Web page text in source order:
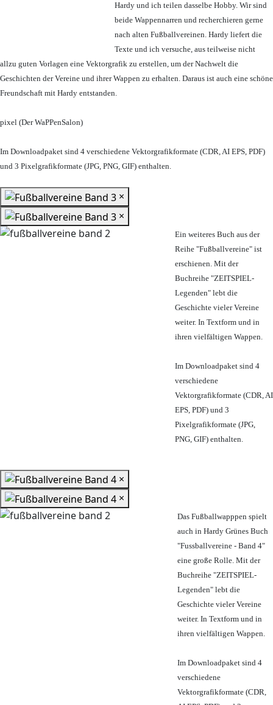
Hardy und ich teilen dasselbe Hobby. Wir sind
beide Wappennarren und recherchieren gerne
nach alten Fußballvereinen. Hardy liefert die
Texte und ich versuche, aus teilweise nicht
allzu guten Vorlagen eine Vektorgrafik zu erstellen, um der Nachwelt die
Geschichten der Vereine und ihrer Wappen zu erhalten. Daraus ist auch eine schöne
Freundschaft mit Hardy entstanden.
pixel (Der WaPPenSalon)
Im Downloadpaket sind 4 verschiedene Vektorgrafikformate (CDR, AI EPS, PDF)
und 3 Pixelgrafikformate (JPG, PNG, GIF) enthalten.
×
×
Ein weiteres Buch aus der
Reihe "Fußballvereine" ist
erschienen. Mit der
Buchreihe "ZEITSPIEL-
Legenden" lebt die
Geschichte vieler Vereine
weiter. In Textform und in
ihren vielfältigen Wappen.
Im Downloadpaket sind 4
verschiedene
Vektorgrafikformate (CDR, AI
EPS, PDF) und 3
Pixelgrafikformate (JPG,
PNG, GIF) enthalten.
×
×
Das Fußballwapppen spielt
auch in Hardy Grünes Buch
"Fussballvereine - Band 4"
eine große Rolle. Mit der
Buchreihe "ZEITSPIEL-
Legenden" lebt die
Geschichte vieler Vereine
weiter. In Textform und in
ihren vielfältigen Wappen.
Im Downloadpaket sind 4
verschiedene
Vektorgrafikformate (CDR,